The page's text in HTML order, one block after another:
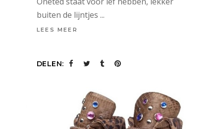
buiten de lijntjes
LEES MEER
DELEN: